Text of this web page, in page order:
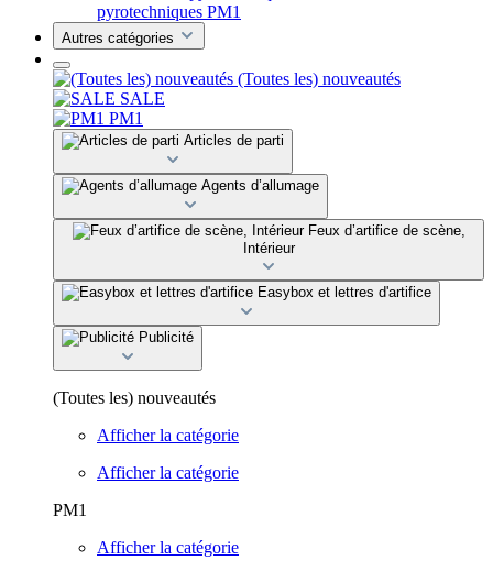
pyrotechniques PM1
Autres catégories
(Toutes les) nouveautés
SALE
PM1
Articles de parti
Agents d’allumage
Feux d’artifice de scène,
Intérieur
Easybox et lettres d'artifice
Publicité
(Toutes les) nouveautés
Afficher la catégorie
Afficher la catégorie
PM1
Afficher la catégorie